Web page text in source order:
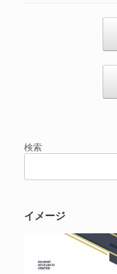
検索
イメージ